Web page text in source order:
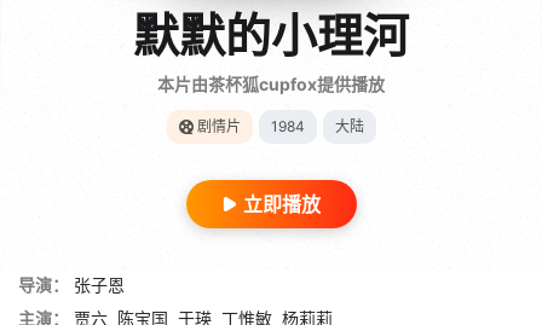
默默的小理河
本片由茶杯狐cupfox提供播放
剧情片 1984 大陆
立即播放
导演：
张子恩
主演：
贾六 陈宝国 于瑛 丁惟敏 杨莉莉